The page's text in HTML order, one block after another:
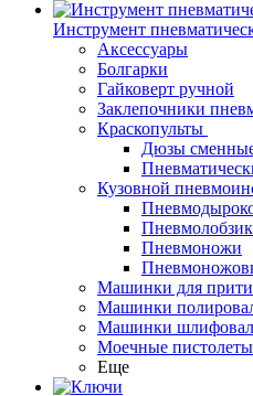
Инструмент
Аксессуары
Болгарки
Гайковерт ручной
Заклепочники
Краскопульты
Дюзы
Кузовной
Пневмоножи
Машинки для
Машинки
Машинки
Моечные пистолеты
Еще